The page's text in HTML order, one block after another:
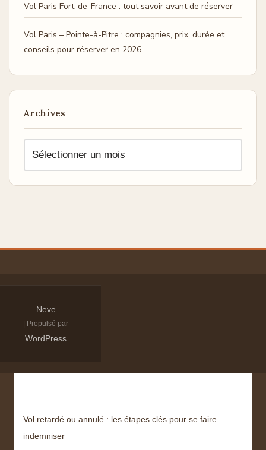
Vol Paris Fort-de-France : tout savoir avant de réserver
Vol Paris – Pointe-à-Pitre : compagnies, prix, durée et
conseils pour réserver en 2026
Archives
Neve
| Propulsé par
WordPress
Vol retardé ou annulé : les étapes clés pour se faire
indemniser